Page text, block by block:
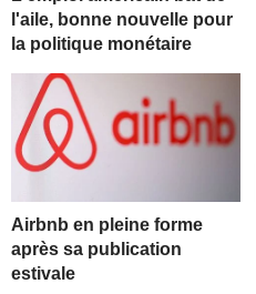
l'aile, bonne nouvelle pour
la politique monétaire
Airbnb en pleine forme
après sa publication
estivale